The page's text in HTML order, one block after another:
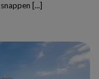
[...]